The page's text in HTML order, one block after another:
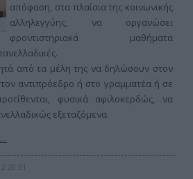
απόφαση, στα πλαίσια της κοινωνικής
αλληλεγγύης, να οργανώσει
φροντιστηριακά μαθήματα
από τα μέλη της να δηλώσουν στον
αντιπρόεδρο ή στο γραμματέα ή σε
φυσικά αφιλοκερδώς, να
εξεταζόμενα.
20:31